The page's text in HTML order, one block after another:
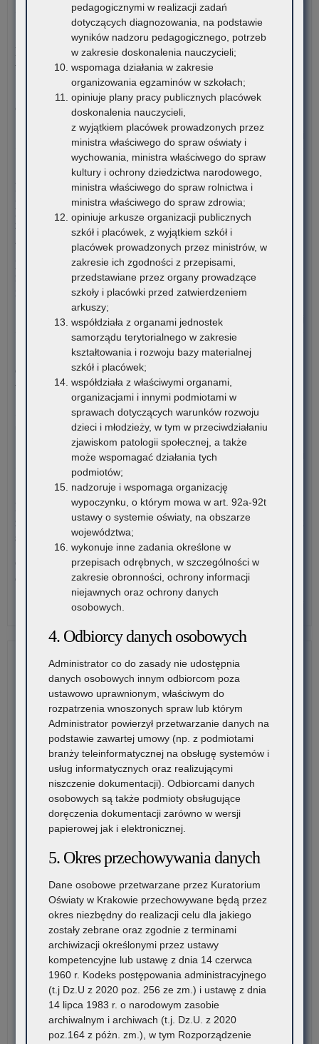
5 sierpnia 2026
Materiały dotyczące nowych podstaw programowych
wprowadzanych w związku z Reformą Kompas Jutra
Instytut Badań Edukacyjnych-Państwowy Instytut Badawczy
oraz Ośrodek Rozwoju Edukacji zapraszają…
Czytaj więcej
4 sierpnia 2026
Komunikat Małopolskiego Kuratora Oświaty w sprawie
przekazywania informacji o liczbie wolnych miejsc w
publicznych liceach ogólnokształcących, technikach,
branżowych szkołach I stopnia, szkołach policealnych,
branżowych szkołach II stopnia, publicznych szkołach
podstawowych dla dorosłych – postępowanie rekrutacyjne na
rok szkolny 2026/2027 oraz po przeprowadzeniu postępowania
rekrutacyjnego uzupełniającego na rok szkolny 2026/2027
3 sierpnia 2026
Ogólnopolski Konkurs Filmowy „Wieś mnie kręci, ja kręcę
wieś”
Stowarzyszenie „Kulturalne Ponidzie” w Chrobrzu zaprasza do
udziału w Ogólnopolskim…
3 sierpnia 2026
Komunikat Małopolskiego Kuratora Oświaty w sprawie
zgłaszania zawodów wiedzy, artystycznych i sportowych na rok
szkolny 2027/2028
Organizatorzy zawodów wiedzy, artystycznych i sportowych
działający na terenie szkół…
pedagogicznymi w realizacji zadań
dotyczących diagnozowania, na podstawie
wyników nadzoru pedagogicznego, potrzeb
w zakresie doskonalenia nauczycieli;
wspomaga działania w zakresie
organizowania egzaminów w szkołach;
opiniuje plany pracy publicznych placówek
doskonalenia nauczycieli,
z wyjątkiem placówek prowadzonych przez
ministra właściwego do spraw oświaty i
wychowania, ministra właściwego do spraw
kultury i ochrony dziedzictwa narodowego,
ministra właściwego do spraw rolnictwa i
ministra właściwego do spraw zdrowia;
opiniuje arkusze organizacji publicznych
szkół i placówek, z wyjątkiem szkół i
placówek prowadzonych przez ministrów, w
zakresie ich zgodności z przepisami,
przedstawiane przez organy prowadzące
szkoły i placówki przed zatwierdzeniem
arkuszy;
współdziała z organami jednostek
samorządu terytorialnego w zakresie
kształtowania i rozwoju bazy materialnej
szkół i placówek;
współdziała z właściwymi organami,
organizacjami i innymi podmiotami w
sprawach dotyczących warunków rozwoju
dzieci i młodzieży, w tym w przeciwdziałaniu
zjawiskom patologii społecznej, a także
może wspomagać działania tych
podmiotów;
nadzoruje i wspomaga organizację
wypoczynku, o którym mowa w art. 92a-92t
ustawy o systemie oświaty, na obszarze
województwa;
wykonuje inne zadania określone w
przepisach odrębnych, w szczególności w
zakresie obronności, ochrony informacji
niejawnych oraz ochrony danych
osobowych.
4. Odbiorcy danych osobowych
Administrator co do zasady nie udostępnia
danych osobowych innym odbiorcom poza
ustawowo uprawnionym, właściwym do
rozpatrzenia wnoszonych spraw lub którym
Administrator powierzył przetwarzanie danych na
podstawie zawartej umowy (np. z podmiotami
branży teleinformatycznej na obsługę systemów i
usług informatycznych oraz realizującymi
niszczenie dokumentacji). Odbiorcami danych
osobowych są także podmioty obsługujące
doręczenia dokumentacji zarówno w wersji
papierowej jak i elektronicznej.
5. Okres przechowywania danych
Dane osobowe przetwarzane przez Kuratorium
Oświaty w Krakowie przechowywane będą przez
okres niezbędny do realizacji celu dla jakiego
zostały zebrane oraz zgodnie z terminami
archiwizacji określonymi przez ustawy
kompetencyjne lub ustawę z dnia 14 czerwca
1960 r. Kodeks postępowania administracyjnego
(t.j Dz.U z 2020 poz. 256 ze zm.) i ustawę z dnia
14 lipca 1983 r. o narodowym zasobie
archiwalnym i archiwach (t.j. Dz.U. z 2020
poz.164 z póżn. zm.), w tym Rozporządzenie